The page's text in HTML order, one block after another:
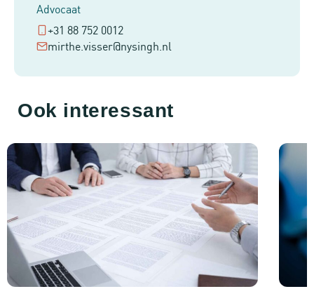
Advocaat
+31 88 752 0012
mirthe.visser@nysingh.nl
Ook interessant